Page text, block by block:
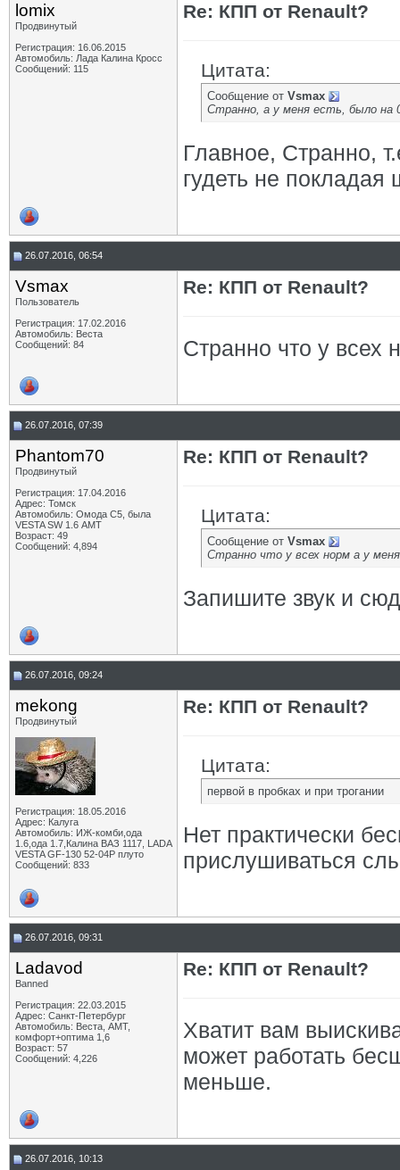
lomix
Продвинутый
Регистрация: 16.06.2015
Автомобиль: Лада Калина Кросс
Сообщений: 115
Re: КПП от Renault?
Цитата:
Сообщение от Vsmax
Странно, а у меня есть, было на
Главное, Странно,
гудеть не покладая
26.07.2016, 06:54
Vsmax
Пользователь
Регистрация: 17.02.2016
Автомобиль: Веста
Сообщений: 84
Re: КПП от Renault?
Странно что у всех
26.07.2016, 07:39
Phantom70
Продвинутый
Регистрация: 17.04.2016
Адрес: Томск
Автомобиль: Омода С5, была
VESTA SW 1.6 АМТ
Возраст: 49
Сообщений: 4,894
Re: КПП от Renault?
Цитата:
Сообщение от Vsmax
Странно что у всех норм а у
Запишите звук и
26.07.2016, 09:24
mekong
Продвинутый
Регистрация: 18.05.2016
Адрес: Калуга
Автомобиль: ИЖ-комби,ода
1.6,ода 1.7,Калина ВАЗ 1117, LADA
VESTA GF-130 52-04Р плуто
Сообщений: 833
Re: КПП от Renault?
Цитата:
первой в пробках и при трогании
Нет практически
прислушиваться
26.07.2016, 09:31
Ladavod
Banned
Регистрация: 22.03.2015
Адрес: Санкт-Петербург
Автомобиль: Веста, АМТ,
комфорт+оптима 1,6
Возраст: 57
Сообщений: 4,226
Re: КПП от Renault?
Хватит вам
может работать
меньше.
26.07.2016, 10:13